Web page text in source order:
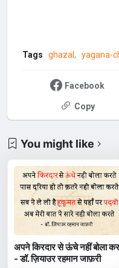
Tags ghazal yagana-
Facebook
Copy
You might like
अपने किरदार से ऊंचे नहीं बोला
- डॉ. ज़ियाउर रहमान जाफ़री